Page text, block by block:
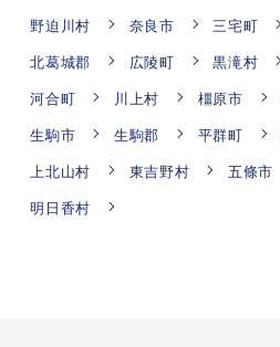
野迫川村
奈良市 三宅町
北葛城郡
広陵町 黒滝村
河合町
川上村 橿原市
生駒市
生駒郡 平群町
上北山村
東吉野村 五條市
明日香村